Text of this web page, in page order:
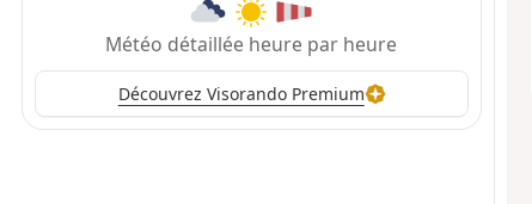
Météo détaillée heure par heure
Découvrez Visorando Premium